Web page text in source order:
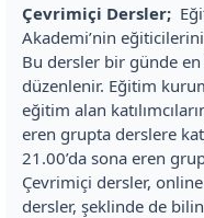
Çevrimiçi Dersler;
Akademi’nin
Bu dersler bir günde
düzenlenir. Eğitim
eğitim alan
eren grupta derslere
21.00’da sona eren
Çevrimiçi dersler, online
dersler, şeklinde de